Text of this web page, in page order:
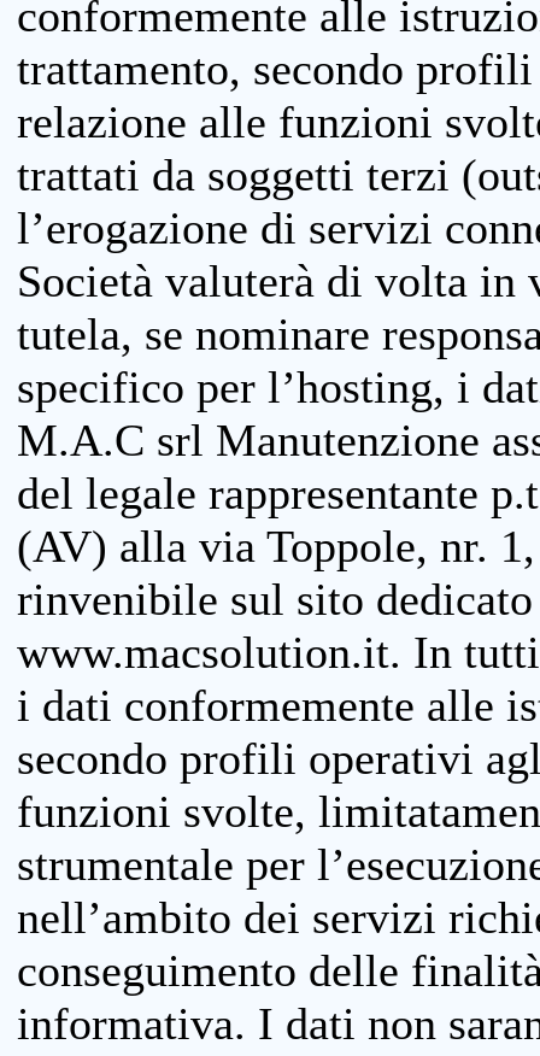
conformemente alle
trattamento, secondo
relazione alle funzioni
trattati da soggetti terzi
l’erogazione di servizi
Società valuterà di volta in
tutela, se nominare
specifico per l’hosting, i
M.A.C srl Manutenzione
del legale rappresentante
(AV) alla via Toppole, nr.
rinvenibile sul sito
www.macsolution.it. In
i dati conformemente alle
secondo profili operativi
funzioni svolte,
strumentale per
nell’ambito dei servizi
conseguimento delle
informativa. I dati non